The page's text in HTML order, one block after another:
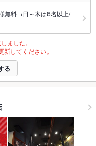
無料→日～木は6名以上/
ました。
してください。
る